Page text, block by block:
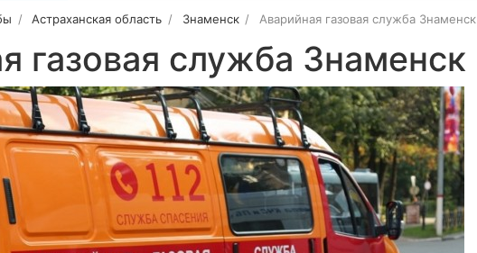
Астраханская область Знаменск Аварийная газовая служба Знаменск
газовая служба Знаменск